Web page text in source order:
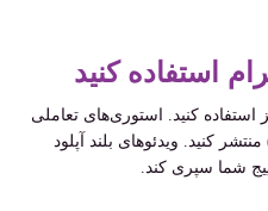
استفاده کنید
استفاده کنید. استوری‌های تعاملی
کنید. ویدئوهای بلند آپلود
شما سپری کند.